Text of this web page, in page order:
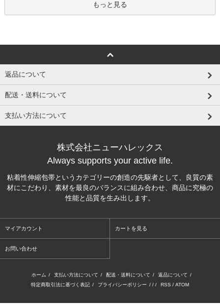
もっと見る
返品について
配送・送料について
支払い方法について
株式会社ニューハレックス
Always supports your active life.
粘着性伸縮包帯というカテゴリーの創造の先駆者として、良質の素
材にこだわり、素材を最良のバランスに組み合わせ、商品に究極の
性能と品質を生み出します。
マイアカウント カートを見る
お問い合わせ
ホーム / 支払い方法について / 配送・送料について / 返品について /
特定商取引法に基づく表記 / プライバシーポリシー / / / RSS / ATOM